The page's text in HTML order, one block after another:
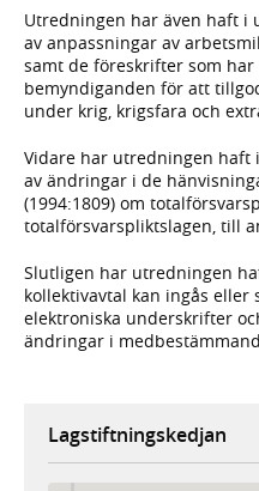
Utredningen har även haft i
av anpassningar av
samt de föreskrifter som
bemyndiganden för att
under krig, krigsfara och
Vidare har utredningen haft
av ändringar i de
(1994:1809) om
totalförsvarspliktslagen, till
Slutligen har utredningen
kollektivavtal kan ingås eller
elektroniska underskrifter
ändringar i
Lagstiftningskedjan